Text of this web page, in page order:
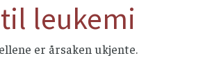
leukemi
er årsaken ukjente.